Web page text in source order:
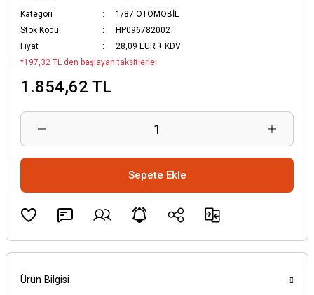
Kategori
1/87 OTOMOBİL
Stok Kodu
HP096782002
Fiyat
28,09 EUR + KDV
*197,32 TL den başlayan taksitlerle!
1.854,62 TL
Sepete Ekle
Ürün Bilgisi